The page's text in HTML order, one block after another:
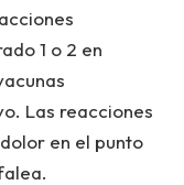
1 o 2 en
Las reacciones
en el punto